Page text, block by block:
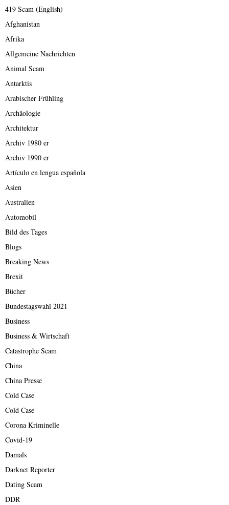
419 Scam (English)
Afghanistan
Afrika
Allgemeine Nachrichten
Animal Scam
Antarktis
Arabischer Frühling
Archäologie
Architektur
Archiv 1980 er
Archiv 1990 er
Artículo en lengua española
Asien
Australien
Automobil
Bild des Tages
Blogs
Breaking News
Brexit
Bücher
Bundestagswahl 2021
Business
Business & Wirtschaft
Catastrophe Scam
China
China Presse
Cold Case
Cold Case
Corona Kriminelle
Covid-19
Damals
Darknet Reporter
Dating Scam
DDR